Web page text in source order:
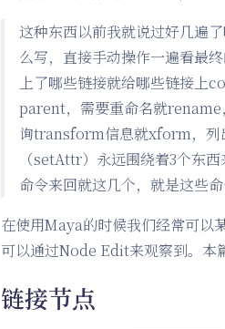
这种东西以前我就说过好几遍
么写，直接手动操作一遍看最
上了哪些链接就给哪些链接
parent，需要重命名就
询transform信息就xform，列
（setAttr）永远围绕着3个东
命令来回就这几个，就是这
在使用Maya的时候我们经常可以
可以通过Node Edit来观察到。本
链接节点